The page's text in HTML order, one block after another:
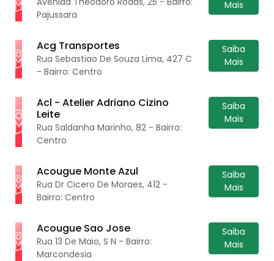
Pajussara
Mais
Acg Transportes
Rua Sebastiao De Souza Lima, 427 C
- Bairro: Centro
Saiba
Mais
Acl - Atelier Adriano Cizino
Leite
Rua Saldanha Marinho, 82 - Bairro:
Centro
Saiba
Mais
Acougue Monte Azul
Rua Dr Cicero De Moraes, 412 -
Bairro: Centro
Saiba
Mais
Acougue Sao Jose
Rua 13 De Maio, S N - Bairro:
Marcondesia
Saiba
Mais